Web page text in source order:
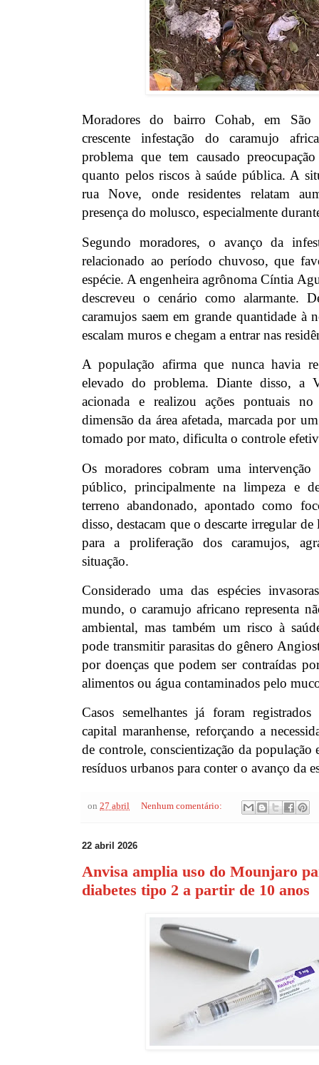
Moradores do bairro Cohab, em São
crescente infestação do caramujo
problema que tem causado
quanto pelos riscos à saúde pública. A
rua Nove, onde residentes relatam
presença do molusco, especialmente
Segundo moradores, o avanço da
relacionado ao período chuvoso, que
espécie. A engenheira agrônoma Cíntia
descreveu o cenário como alarmante.
caramujos saem em grande quantidade à
escalam muros e chegam a entrar nas
A população afirma que nunca havia
elevado do problema. Diante disso, a
acionada e realizou ações pontuais
dimensão da área afetada, marcada por
tomado por mato, dificulta o controle
Os moradores cobram uma
público, principalmente na limpeza e
terreno abandonado, apontado como
disso, destacam que o descarte irregular
para a proliferação dos caramujos,
situação.
Considerado uma das espécies
mundo, o caramujo africano representa
ambiental, mas também um risco à
pode transmitir parasitas do gênero
por doenças que podem ser contraídas
alimentos ou água contaminados pelo
Casos semelhantes já foram
capital maranhense, reforçando a
de controle, conscientização da população
resíduos urbanos para conter o avanço da
on 27 abril Nenhum comentário:
22 abril 2026
Anvisa amplia uso do Mounjaro
diabetes tipo 2 a partir de 10 anos